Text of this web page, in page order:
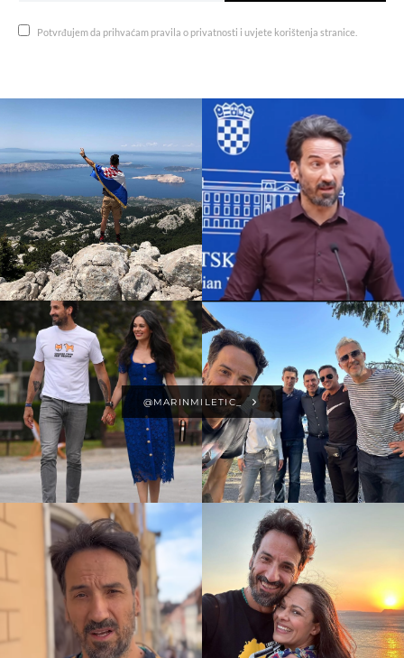
Potvrđujem da prihvaćam pravila o privatnosti i uvjete korištenja stranice.
@MARINMILETIC_